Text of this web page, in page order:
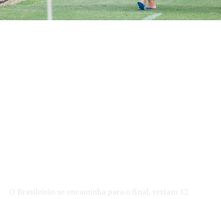
O Brasileirão se encaminha para o final, restam 12